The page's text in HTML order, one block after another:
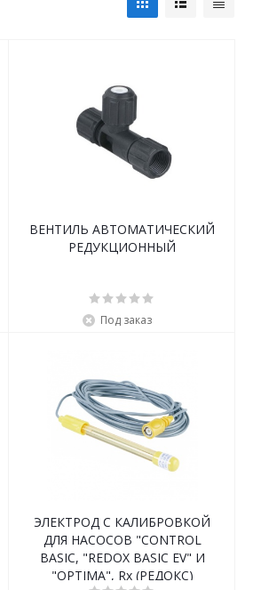
ВЕНТИЛЬ АВТОМАТИЧЕСКИЙ
РЕДУКЦИОННЫЙ
Под заказ
ЭЛЕКТРОД С КАЛИБРОВКОЙ
ДЛЯ НАСОСОВ "CONTROL
BASIC, "REDOX BASIC EV" И
"OPTIMA", Rx (РЕДОКС)